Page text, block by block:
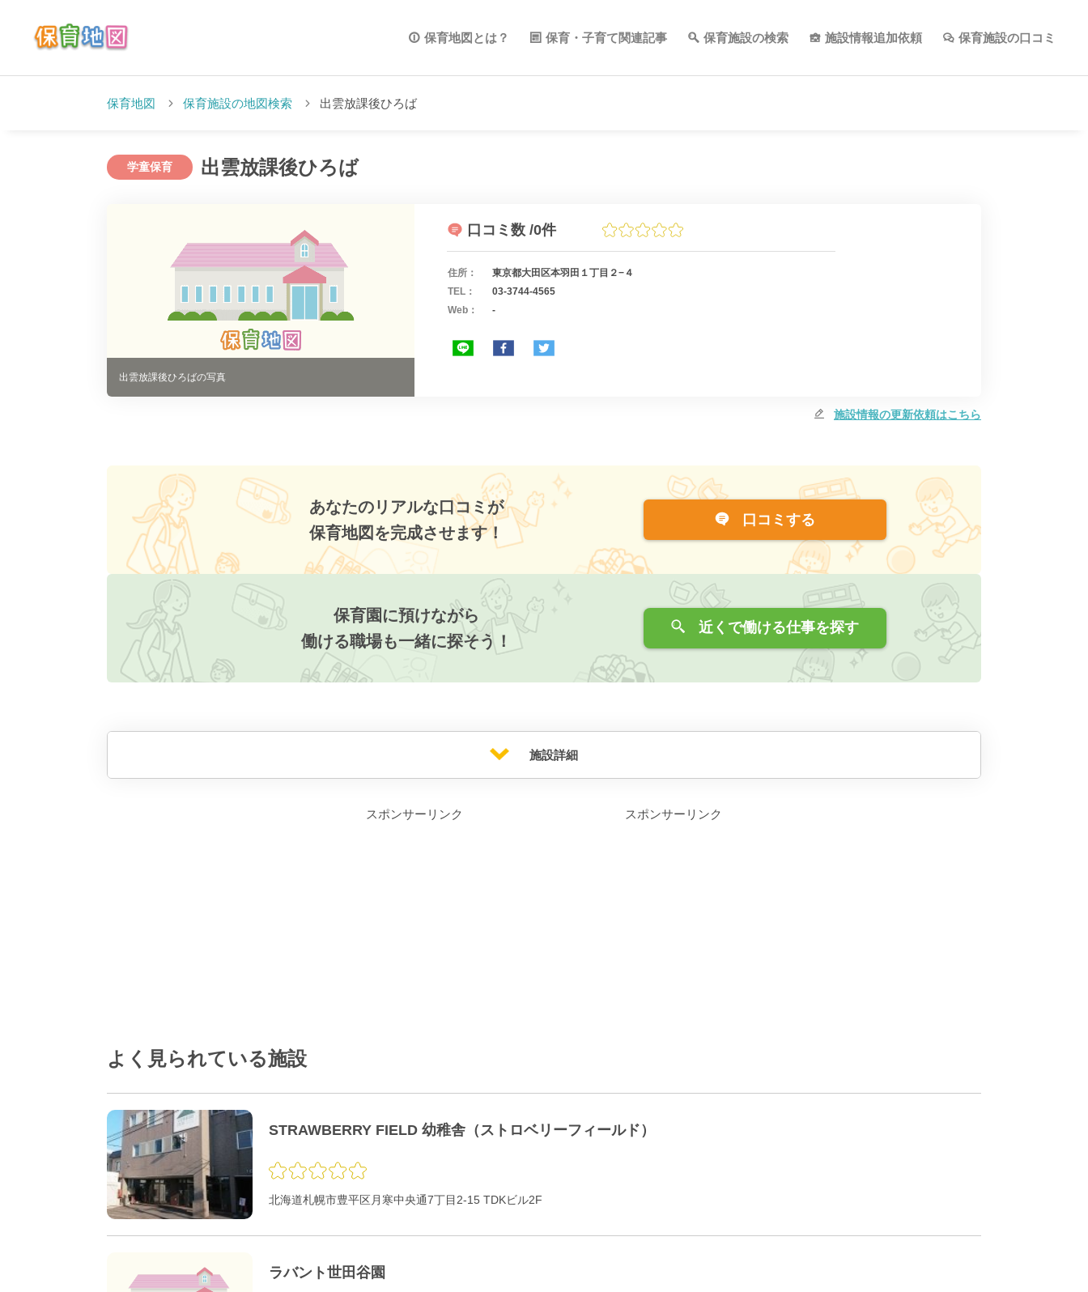
保育地図とは？ 保育・子育て関連記事 保育施設の検索 施設情報追加依頼 保育施設の口コミ
保育地図 保育施設の地図検索 出雲放課後ひろば
学童保育 出雲放課後ひろば
出雲放課後ひろばの写真
口コミ数 /0件
住所：
東京都大田区本羽田１丁目２−４
TEL：
03-3744-4565
Web：
-
施設情報の更新依頼はこちら
あなたのリアルな口コミが
保育地図を完成させます！
口コミする
保育園に預けながら
働ける職場も一緒に探そう！
近くで働ける仕事を探す
施設詳細
スポンサーリンク スポンサーリンク
よく見られている施設
STRAWBERRY FIELD 幼稚舎（ストロベリーフィールド）
北海道札幌市豊平区月寒中央通7丁目2-15 TDKビル2F
ラバント世田谷園